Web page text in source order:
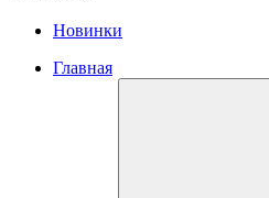
Новинки
Главная